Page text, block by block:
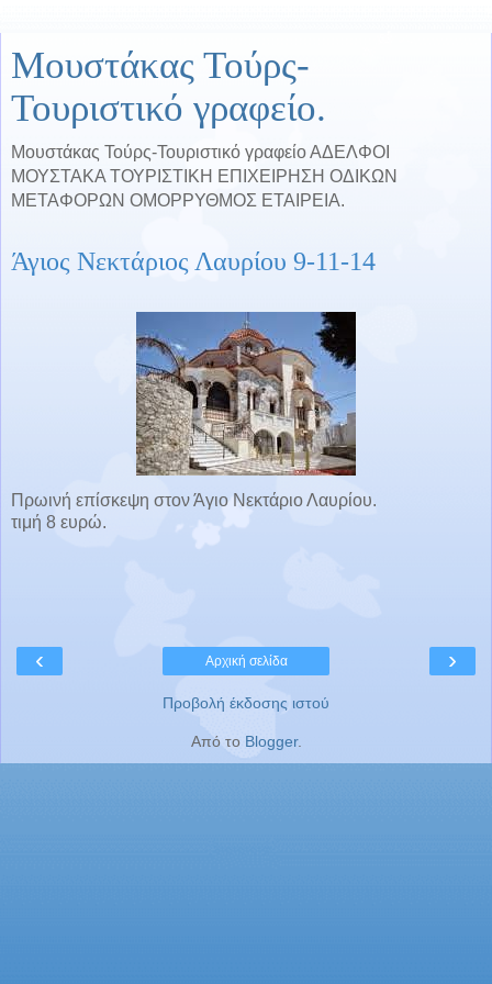
Μουστάκας Τούρς-
Τουριστικό γραφείο.
Μουστάκας Τούρς-Τουριστικό γραφείο ΑΔΕΛΦΟΙ
ΜΟΥΣΤΑΚΑ ΤΟΥΡΙΣΤΙΚΗ ΕΠΙΧΕΙΡΗΣΗ ΟΔΙΚΩΝ
ΜΕΤΑΦΟΡΩΝ ΟΜΟΡΡΥΘΜΟΣ ΕΤΑΙΡΕΙΑ.
Άγιος Νεκτάριος Λαυρίου 9-11-14
Πρωινή επίσκεψη στον Άγιο Νεκτάριο Λαυρίου.
τιμή 8 ευρώ.
‹ ›
Αρχική σελίδα
Προβολή έκδοσης ιστού
Από το Blogger.